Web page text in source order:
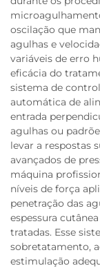
oscilação que
agulhas e
variáveis de erro
eficácia do
sistema de
automática de
entrada
agulhas ou
levar a respostas
avançados de
máquina
níveis de força
penetração das
espessura
tratadas. Esse
sobretatamento,
estimulação